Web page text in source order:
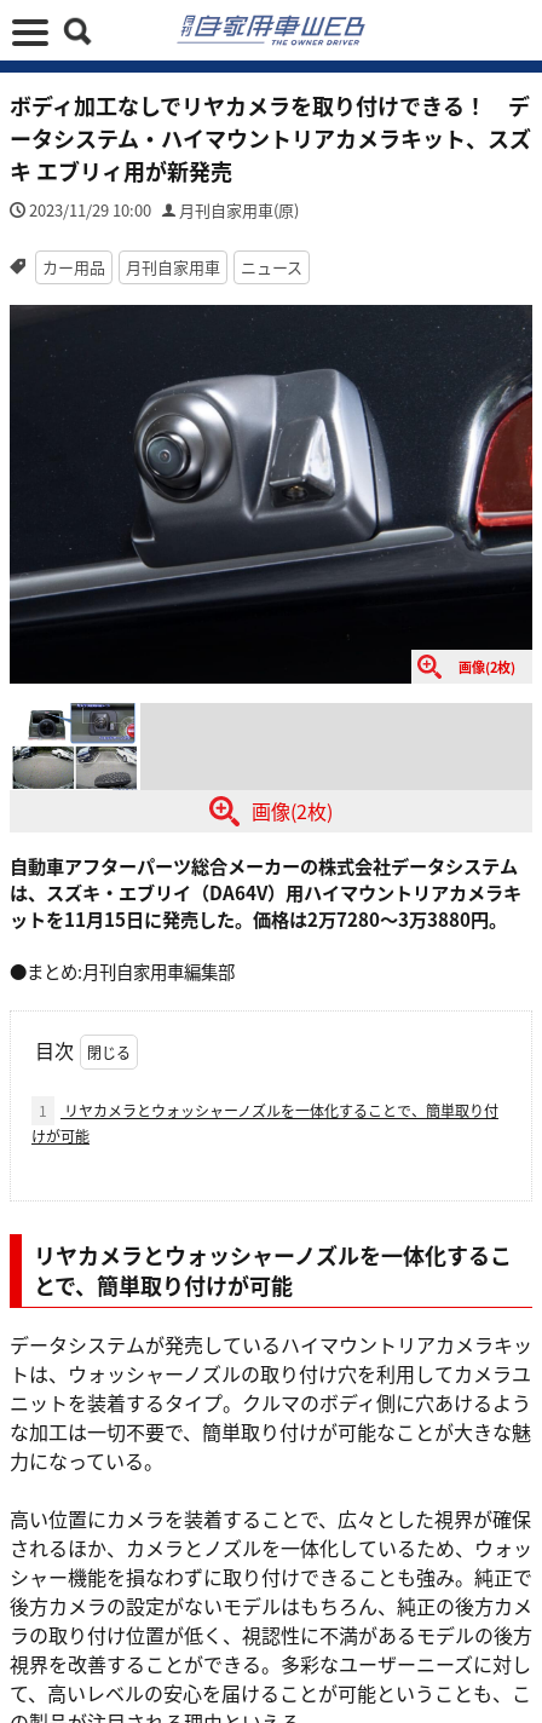
ボディ加工なしでリヤカメラを取り付けできる！ デ
ータシステム・ハイマウントリアカメラキット、スズ
キ エブリィ用が新発売
2023/11/29 10:00 月刊自家用車(原)
カー用品 月刊自家用車 ニュース
画像(2枚)
画像(2枚)
自動車アフターパーツ総合メーカーの株式会社データシステム
は、スズキ・エブリイ（DA64V）用ハイマウントリアカメラキ
ットを11月15日に発売した。価格は2万7280〜3万3880円。
●まとめ:月刊自家用車編集部
目次
1
リヤカメラとウォッシャーノズルを一体化することで、簡単取り付
けが可能
リヤカメラとウォッシャーノズルを一体化するこ
とで、簡単取り付けが可能
データシステムが発売しているハイマウントリアカメラキッ
トは、ウォッシャーノズルの取り付け穴を利用してカメラユ
ニットを装着するタイプ。クルマのボディ側に穴あけるよう
な加工は一切不要で、簡単取り付けが可能なことが大きな魅
力になっている。
高い位置にカメラを装着することで、広々とした視界が確保
されるほか、カメラとノズルを一体化しているため、ウォッ
シャー機能を損なわずに取り付けできることも強み。純正で
後方カメラの設定がないモデルはもちろん、純正の後方カメ
ラの取り付け位置が低く、視認性に不満があるモデルの後方
視界を改善することができる。多彩なユーザーニーズに対し
て、高いレベルの安心を届けることが可能ということも、こ